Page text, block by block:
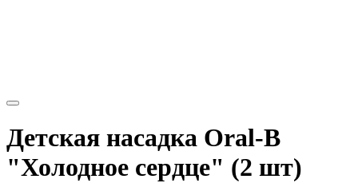
Детская насадка Oral-B
"Холодное сердце" (2 шт)